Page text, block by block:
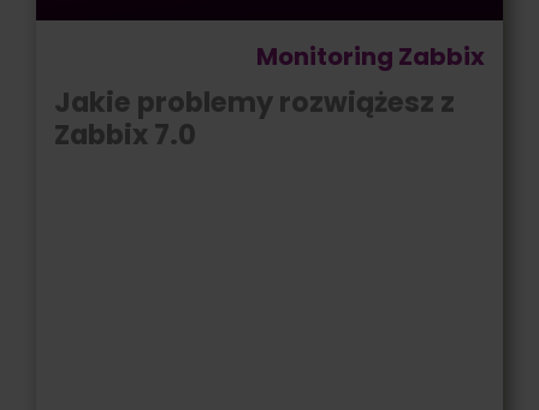
Monitoring Zabbix
Jakie problemy rozwiążesz z
Zabbix 7.0